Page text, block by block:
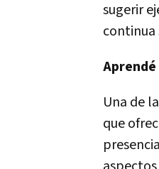
sugerir
Una de
que